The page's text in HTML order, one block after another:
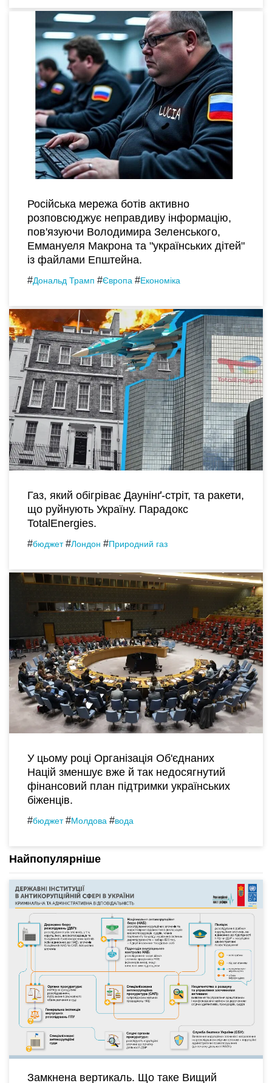
Російська мережа ботів активно
розповсюджує неправдиву інформацію,
пов'язуючи Володимира Зеленського,
Еммануеля Макрона та "українських дітей"
із файлами Епштейна.
#Дональд Трамп #Європа #Економіка
Газ, який обігріває Даунінґ-стріт, та ракети,
що руйнують Україну. Парадокс
TotalEnergies.
#бюджет#Лондон #Природний газ
У цьому році Організація Об'єднаних
Націй зменшує вже й так недосягнутий
фінансовий план підтримки українських
біженців.
#бюджет#Молдова #вода
Найпопулярніше
Замкнена вертикаль. Що таке Вищий